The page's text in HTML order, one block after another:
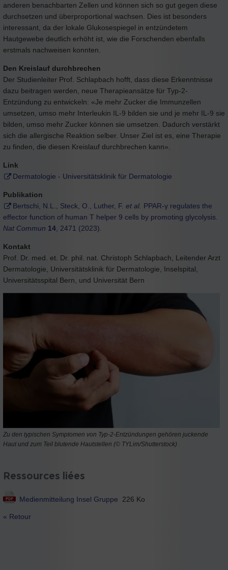
anderen benachbarten Zellen und können sich so gut gegen diese
durchsetzen und überproportional wachsen. Dies ist besonders
interessant, da der lokale Glukosespiegel in entzündetem
Hautgewebe deutlich erhöht ist, wie die Forschenden ebenfalls
erstmals nachweisen konnten.
Den Kreislauf durchbrechen
Der Studienleiter Prof. Schlapbach hofft, dass diese Erkenntnisse
dazu beitragen werden, neue Therapieansätze für Typ-2-
Entzündung zu entwickeln: «Je mehr Zucker die Immunzellen
umsetzen, umso mehr Interleukin IL-9 bilden sie und je mehr IL-9 sie
bilden, umso mehr Zucker können sie umsetzen. Dadurch verstärkt
sich die allergische Reaktion selber. Unser Ziel ist es, eine Therapie
zu finden, die diesen Kreislauf durchbrechen kann».
Link
Dermatologie - Universitätsklinik für Dermatologie
Publikation
Bertschi, N.L., Steck, O., Luther, F. et al. PPAR-γ regulates the
effector function of human T helper 9 cells by promoting glycolysis.
Nat Commun 14 , 2471 (2023).
Kontakt
Prof. Dr. med. et. Dr. phil. nat. Christoph Schlapbach, Leitender Arzt
Dermatologie, Universitätsklinik für Dermatologie, Inselspital,
Universitätsspital Bern, und Universität Bern
Zu den typischen Symptomen von Typ-2-Entzündungen gehören juckende
Haut und zum Teil blutende Hautstellen (© TYLim/Shutterstock)
Ressources liées
Medienmitteilung Insel Gruppe 226 Ko
« Retour